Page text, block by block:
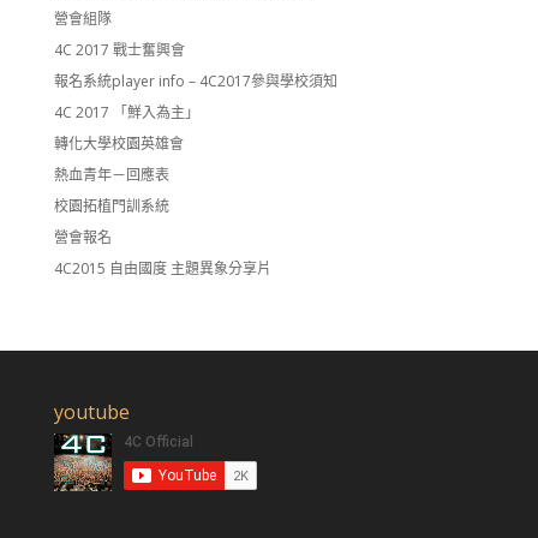
營會組隊
4C 2017 戰士奮興會
報名系統player info – 4C2017參與學校須知
4C 2017 「鮮入為主」
轉化大學校園英雄會
熱血青年－回應表
校園拓植門訓系統
營會報名
4C2015 自由國度 主題異象分享片
youtube